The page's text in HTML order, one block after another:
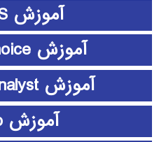
آموزش ETABS
آموزش expert choice
آموزش Frontier Analyst
آموزش github